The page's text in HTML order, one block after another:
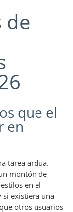
de
que el
en
tarea ardua.
montón de
en el
si existiera una
otros usuarios